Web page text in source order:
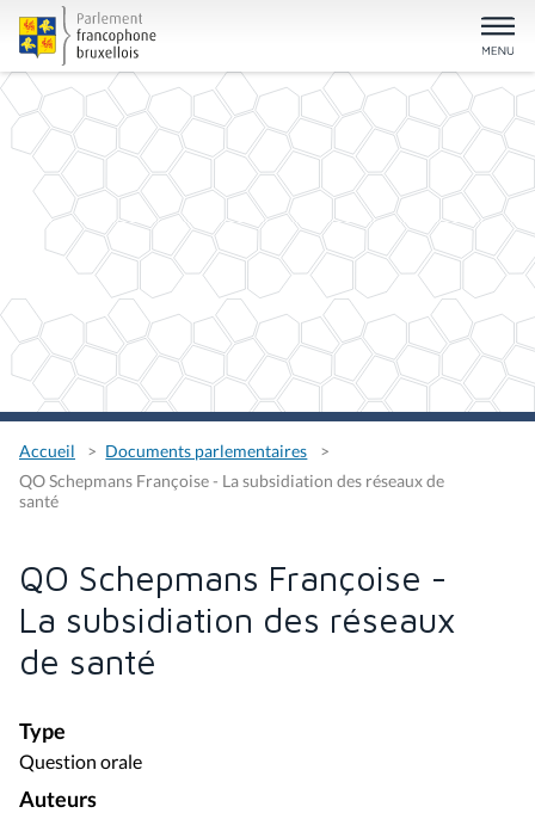
Accueil
Documents parlementaires
QO Schepmans Françoise - La subsidiation des réseaux de
santé
QO Schepmans Françoise -
La subsidiation des réseaux
de santé
Type
Question orale
Auteurs